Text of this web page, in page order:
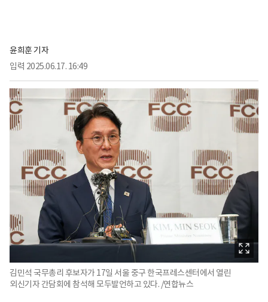
윤희훈 기자
입력 2025.06.17. 16:49
김민석 국무총리 후보자가 17일 서울 중구 한국프레스센터에서 열린
외신기자 간담회에 참석해 모두발언하고 있다. /연합뉴스